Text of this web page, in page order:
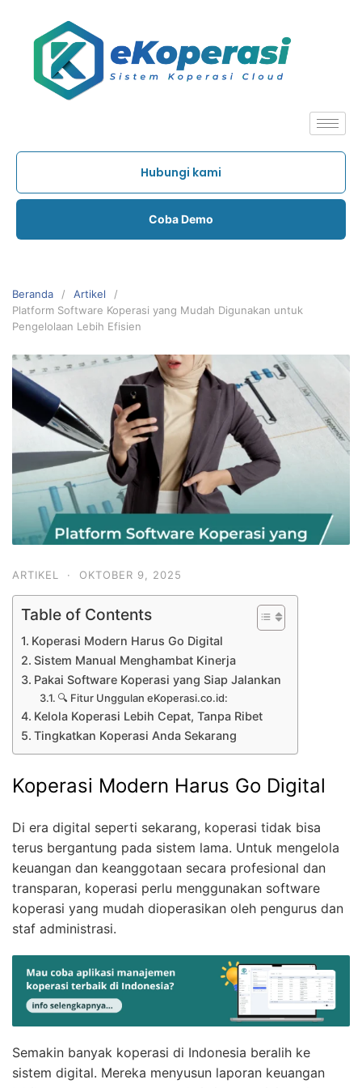
Hubungi kami
Coba Demo
Beranda
Artikel
Platform Software Koperasi yang Mudah Digunakan untuk
Pengelolaan Lebih Efisien
ARTIKEL · OKTOBER 9, 2025
Table of Contents
Koperasi Modern Harus Go Digital
Sistem Manual Menghambat Kinerja
Pakai Software Koperasi yang Siap Jalankan
🔍 Fitur Unggulan eKoperasi.co.id:
Kelola Koperasi Lebih Cepat, Tanpa Ribet
Tingkatkan Koperasi Anda Sekarang
Koperasi Modern Harus Go Digital
Di era digital seperti sekarang, koperasi tidak bisa
terus bergantung pada sistem lama. Untuk mengelola
keuangan dan keanggotaan secara profesional dan
transparan, koperasi perlu menggunakan software
koperasi yang mudah dioperasikan oleh pengurus dan
staf administrasi.
Semakin banyak koperasi di Indonesia beralih ke
sistem digital. Mereka menyusun laporan keuangan